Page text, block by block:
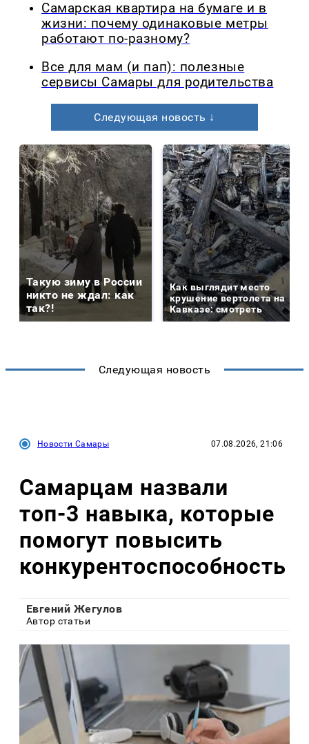
Самарская квартира на бумаге и в
жизни: почему одинаковые метры
работают по-разному?
Все для мам (и пап): полезные
сервисы Самары для родительства
Следующая новость ↓
Такую зиму в России
никто не ждал: как
так?!
Как выглядит место
крушение вертолета на
Кавказе: смотреть
Следующая новость
Новости Самары 07.08.2026, 21:06
Самарцам назвали
топ-3 навыка, которые
помогут повысить
конкурентоспособность
Евгений Жегулов
Автор статьи